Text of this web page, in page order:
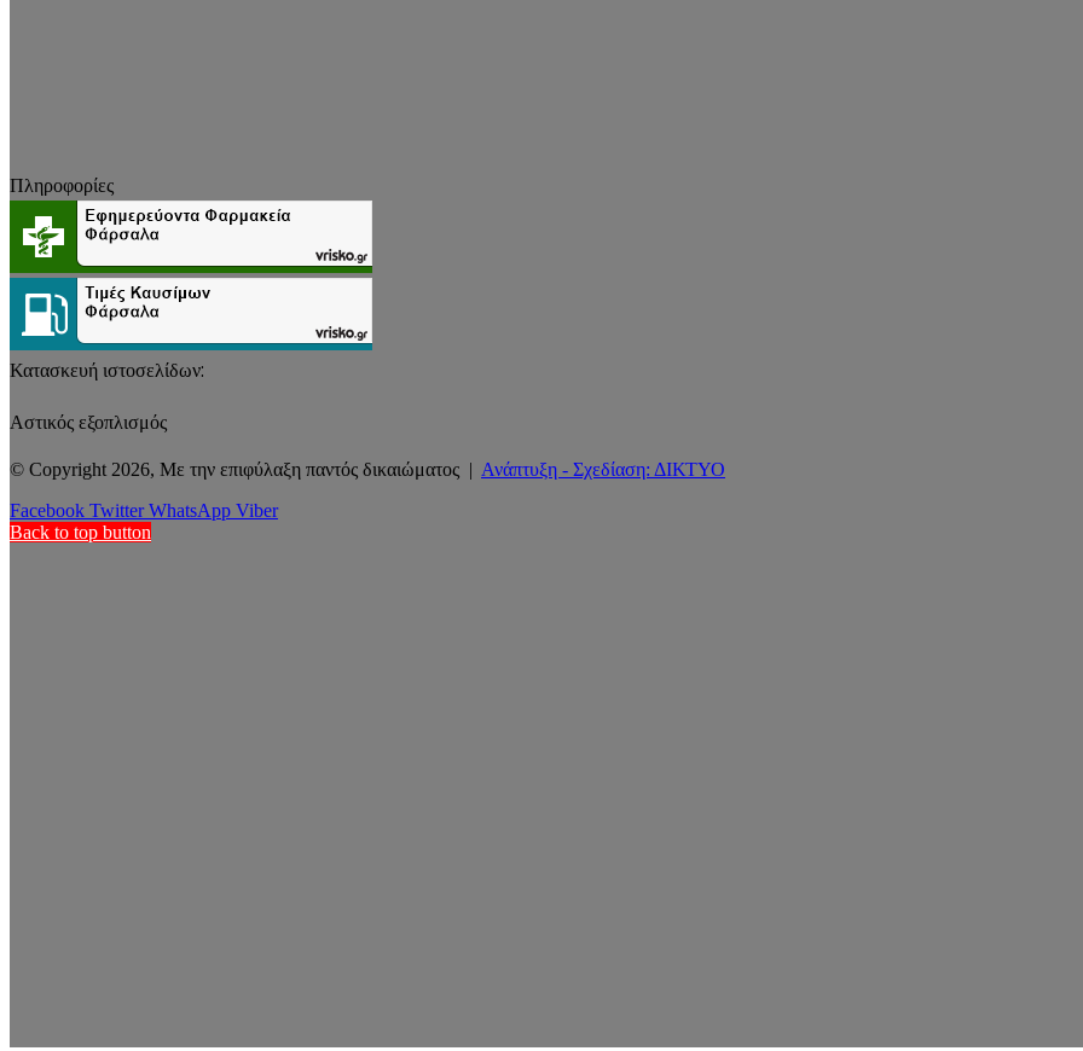
Πληροφορίες
Κατασκευή ιστοσελίδων:
Αστικός εξοπλισμός
© Copyright 2026, Με την επιφύλαξη παντός δικαιώματος | Ανάπτυξη - Σχεδίαση: ΔΙΚΤΥΟ
Facebook Twitter WhatsApp Viber
Back to top button